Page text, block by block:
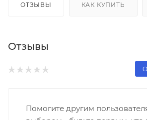
ОТЗЫВЫ КАК КУПИТЬ
Отзывы
Помогите другим